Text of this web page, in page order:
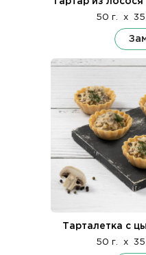
50 г. x 35
Тарталетка с
50 г. x 35